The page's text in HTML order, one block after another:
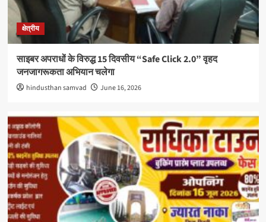
क्षेत्रीय
साइबर अपराधों के विरुद्ध 15 दिवसीय “Safe Click 2.0” वृहद
जनजागरूकता अभियान चलेगा
hindusthan samvad June 16, 2026